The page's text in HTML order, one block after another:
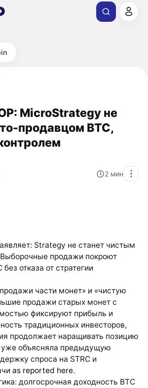
MicroStrategy не
продавцом BTC,
2 мин
Strategy не станет чистым
продажи покроют
отказа от стратегии
части монет» и «чистую
продажи старых монет с
фиксируют прибыль и
традиционных инвесторов,
продолжает наращивать позицию
уже объясняла предыдущую
спроса на STRC и
as reported here.
долгосрочная доходность BTC